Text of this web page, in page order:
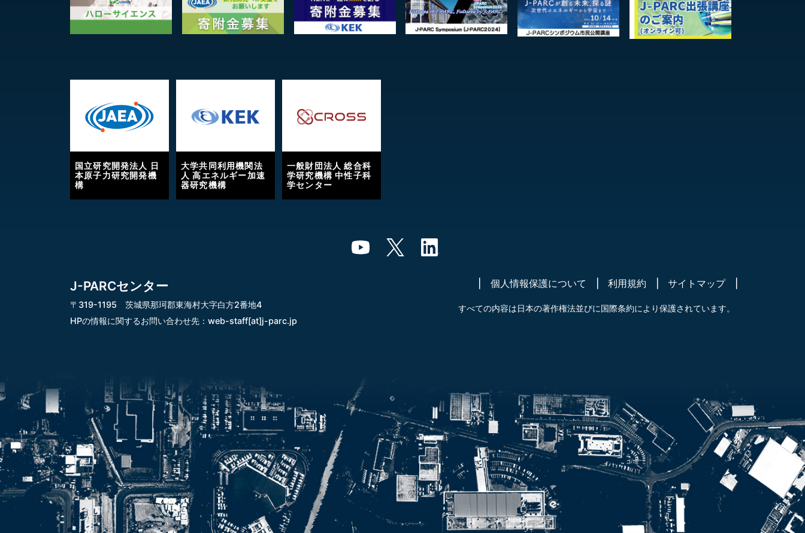
国立研究開発法人 日
本原子力研究開発機
構
大学共同利用機関法
人 高エネルギー加速
器研究機構
一般財団法人 総合科
学研究機構 中性子科
学センター
J-PARCセンター
〒319-1195 茨城県那珂郡東海村大字白方2番地4
HPの情報に関するお問い合わせ先： web-staff[at]j-parc.jp
個人情報保護について 利用規約 サイトマップ
すべての内容は日本の著作権法並びに国際条約により保護されています。